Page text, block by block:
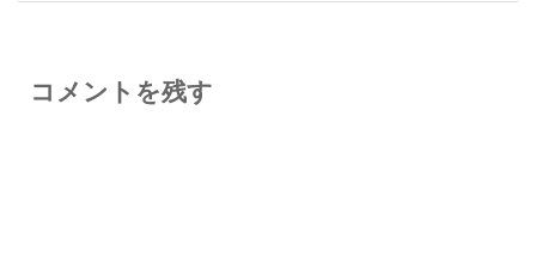
コメントを残す